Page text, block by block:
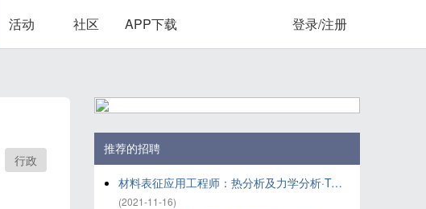
活动 社区 APP下载 登录/注册
行政
推荐的招聘
材料表征应用工程师：热分析及力学分析·TA仪器-沃特世
(2021-11-16)